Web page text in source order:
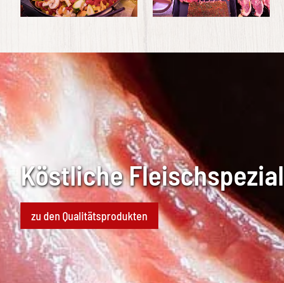
Köstliche
zu den Qualitätsprodukten